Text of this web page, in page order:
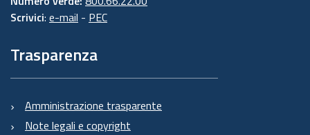
Scrivici: e-mail - PEC
Trasparenza
Amministrazione trasparente
Note legali e copyright